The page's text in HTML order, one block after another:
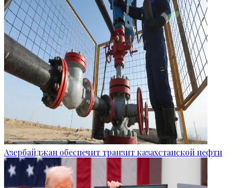
Азербайджан обеспечит транзит казахстанской нефти